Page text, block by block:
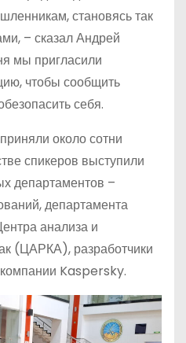
становясь так
– сказал Андрей
мы пригласили
чтобы сообщить
себя.
около сотни
спикеров выступили
департаментов –
департамента
анализа и
(ЦАРКА), разработчики
Kaspersky.